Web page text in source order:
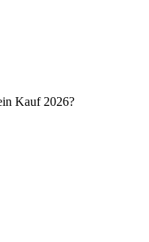
Kauf 2026?